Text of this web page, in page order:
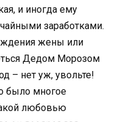
и иногда ему
заработками.
жены или
Дедом Морозом
– нет уж, увольте!
было многое
любовью